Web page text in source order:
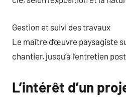
Gestion et suivi des travaux
Le maître d’œuvre paysagiste
chantier, jusqu’à l’entretien
L’intérêt d’un